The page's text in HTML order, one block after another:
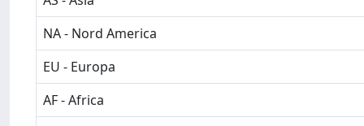
NA - Nord America
EU - Europa
AF - Africa